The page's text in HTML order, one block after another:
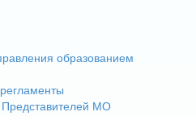
образованием
МО